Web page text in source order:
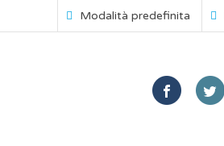
Modalità predefinita